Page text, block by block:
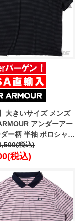
大きいサイズ メンズ
アンダーアー
ー柄 半袖 ポロシャツ
STRIPE POLO
1377376-001
税込)
税込)